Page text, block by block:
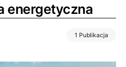
energetyczna
1 Publikacja